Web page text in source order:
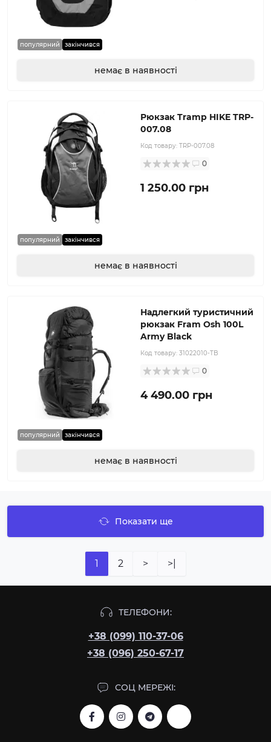
популярний закінчився
немає в наявності
популярний закінчився
Рюкзак Tramp HIKE TRP-
007.08
Код товару: TRP-007.08
0
1 250.00 грн
немає в наявності
популярний закінчився
Надлегкий туристичний
рюкзак Fram Osh 100L
Army Black
Код товару: 31022010-TB
0
4 490.00 грн
немає в наявності
Показати ще
1 2 > >|
ТЕЛЕФОНИ:
+38 (099) 110-37-06
+38 (096) 250-67-17
СОЦ МЕРЕЖІ: